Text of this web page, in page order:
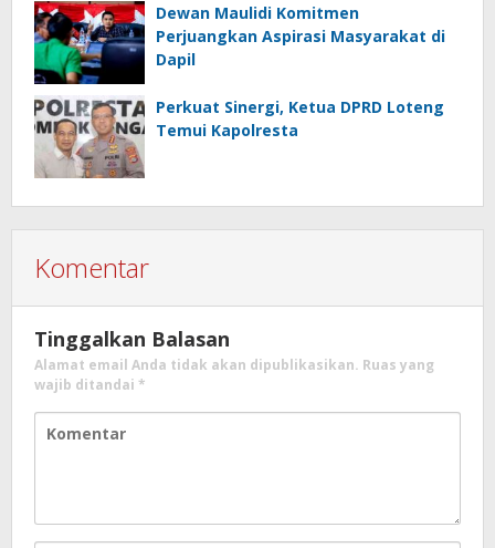
Dewan Maulidi Komitmen
Perjuangkan Aspirasi Masyarakat di
Dapil
Perkuat Sinergi, Ketua DPRD Loteng
Temui Kapolresta
Komentar
Tinggalkan Balasan
Alamat email Anda tidak akan dipublikasikan. Ruas yang
wajib ditandai *